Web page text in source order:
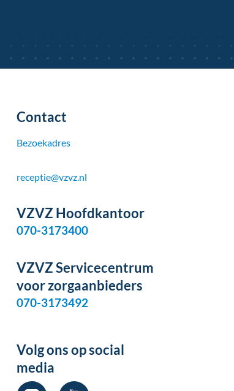
Contact
Bezoekadres
receptie@vzvz.nl
VZVZ Hoofdkantoor
070-3173400
VZVZ Servicecentrum
voor zorgaanbieders
070-3173492
Volg ons op social
media